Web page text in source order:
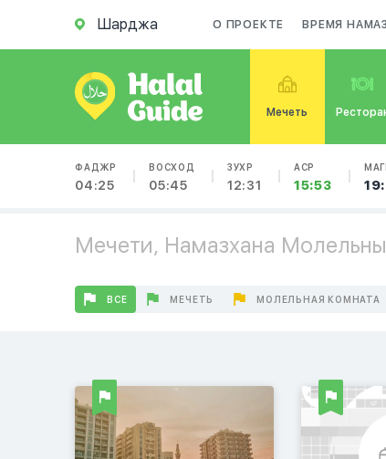
Шарджа О ПРОЕКТЕ ВРЕМЯ
Мечеть
ФАДЖР
04:25
ВОСХОД
05:45
ЗУХР
12:31
АСР
15:53
Мечети, Намазхана
ВСЕ МЕЧЕТЬ МОЛЕЛЬНАЯ КОМНАТА